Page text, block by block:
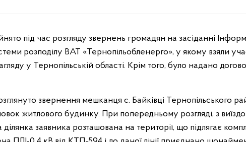
розподілу ВАТ «Тернопільобленерго», у якому взяли
у Тернопільській області. Крім того, було надано
звернення мешканця с. Байківці Тернопільського
житлового будинку. При попередньому розгляді, з
заявника розташована на території, що підлягає